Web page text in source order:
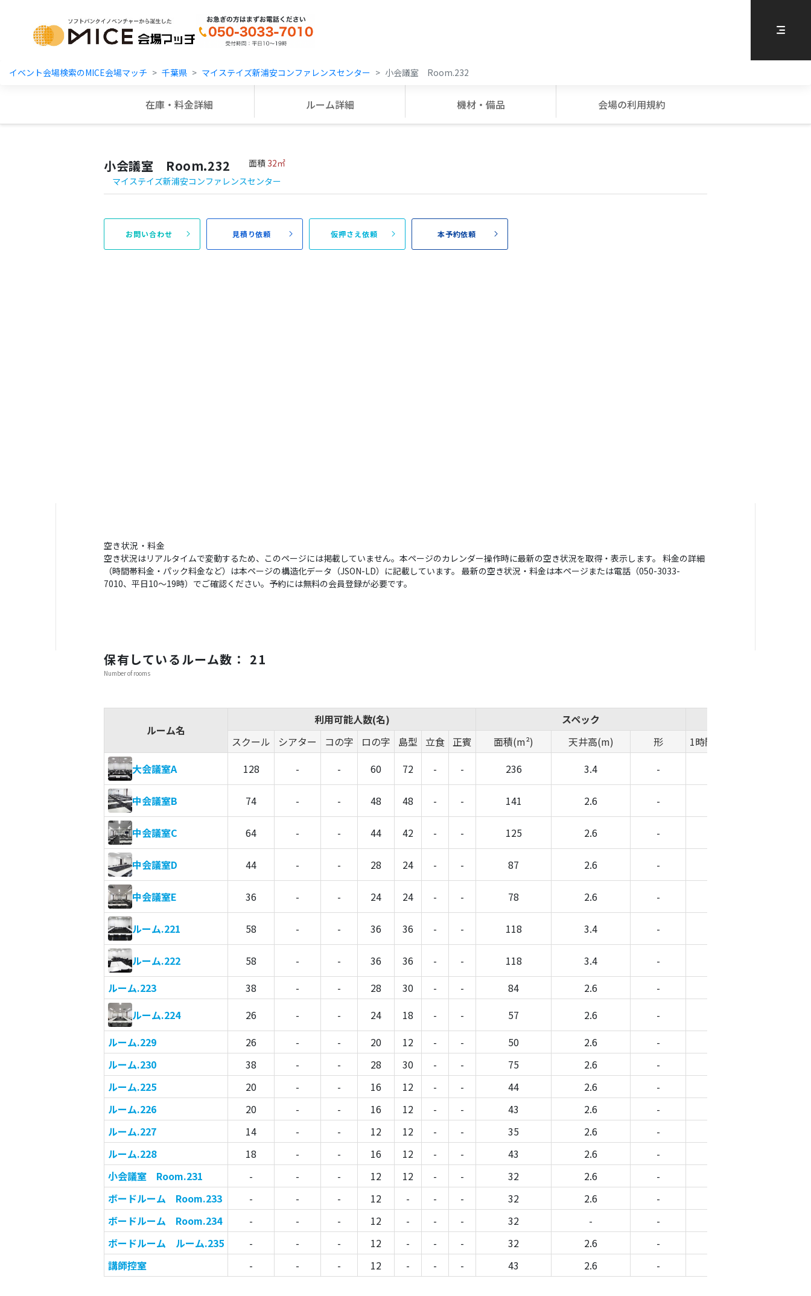
MICE Platform
イベント会場検索のMICE会場マッチ 千葉県 マイステイズ新浦安コンファレンスセンター 小会議室 Room.232
在庫・料金詳細 ルーム詳細 機材・備品 会場の利用規約
小会議室 Room.232 面積 32㎡
マイステイズ新浦安コンファレンスセンター
お問い合わせ 見積り依頼 仮押さえ依頼 本予約依頼
空き状況・料金
空き状況はリアルタイムで変動するため、このページには掲載していません。本ページのカレンダー操作時に最新の空き状況を取得・表示します。 料金の詳細
（時間帯料金・パック料金など）は本ページの構造化データ（JSON-LD）に記載しています。 最新の空き状況・料金は本ページまたは電話（050-3033-
7010、平日10〜19時）でご確認ください。予約には無料の会員登録が必要です。
保有しているルーム数： 21
Number of rooms
ルーム名
利用可能人数(名) スペック
スクール
シアター コの字 ロの字 島型 立食 正賓 面積(m²) 天井高(m) 形 1時間料金(円)
大会議室A
128 - - 60 72 - - 236 3.4 -
中会議室B 74 - - 48 48 - - 141 2.6 -
中会議室C 64 - - 44 42 - - 125 2.6 -
中会議室D 44 - - 28 24 - - 87 2.6 -
中会議室E 36 - - 24 24 - - 78 2.6 -
ルーム.221 58 - - 36 36 - - 118 3.4 -
ルーム.222 58 - - 36 36 - - 118 3.4 -
ルーム.223
38 - - 28 30 - - 84 2.6 -
ルーム.224
26 - - 24 18 - - 57 2.6 -
ルーム.229
26 - - 20 12 - - 50 2.6 -
ルーム.230
38 - - 28 30 - - 75 2.6 -
ルーム.225
20 - - 16 12 - - 44 2.6 -
ルーム.226
20 - - 16 12 - - 43 2.6 -
ルーム.227
14 - - 12 12 - - 35 2.6 -
ルーム.228
18 - - 16 12 - - 43 2.6 -
小会議室 Room.231
- - - 12 12 - - 32 2.6 -
ボードルーム Room.233
- - - 12 - - - 32 2.6 -
ボードルーム Room.234
- - - 12 - - - 32 - -
ボードルーム ルーム.235
- - - 12 - - - 32 2.6 -
講師控室
- - - 12 - - - 43 2.6 -